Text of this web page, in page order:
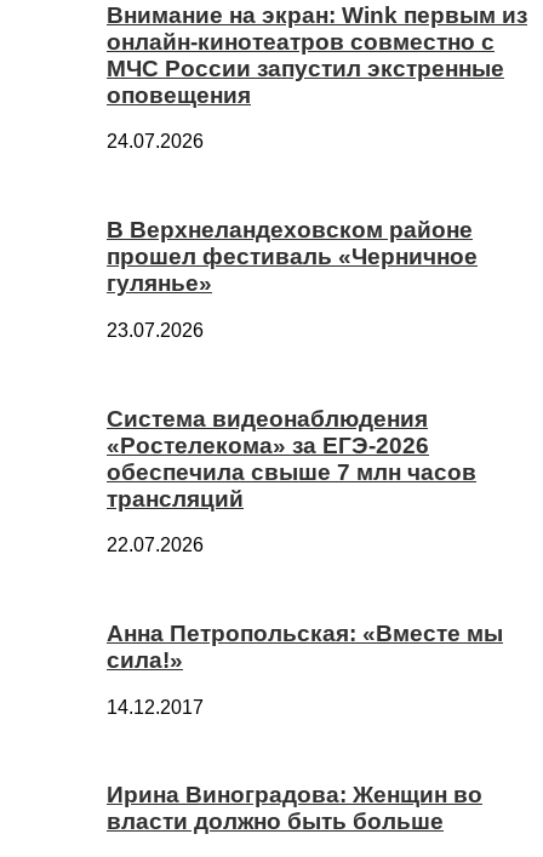
Внимание на экран: Wink первым из
онлайн-кинотеатров совместно с
МЧС России запустил экстренные
оповещения
24.07.2026
В Верхнеландеховском районе
прошел фестиваль «Черничное
гулянье»
23.07.2026
Система видеонаблюдения
«Ростелекома» за ЕГЭ-2026
обеспечила свыше 7 млн часов
трансляций
22.07.2026
Анна Петропольская: «Вместе мы
сила!»
14.12.2017
Ирина Виноградова: Женщин во
власти должно быть больше